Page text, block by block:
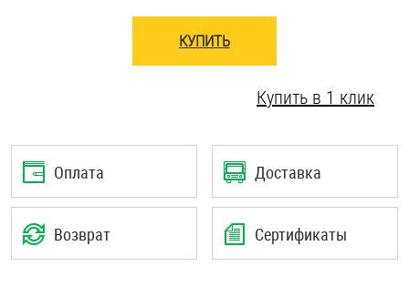
Штифты и пальцы
КУПИТЬ
Купить в 1 клик
Оплата Доставка
Возврат Сертификаты